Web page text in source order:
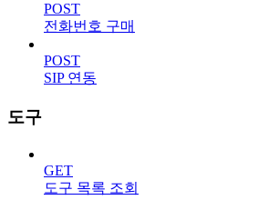
POST
전화번호 구매
POST
SIP 연동
도구
GET
도구 목록 조회